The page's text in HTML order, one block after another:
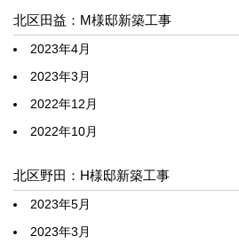
北区田益：M様邸新築工事
2023年4月
2023年3月
2022年12月
2022年10月
北区野田：H様邸新築工事
2023年5月
2023年3月